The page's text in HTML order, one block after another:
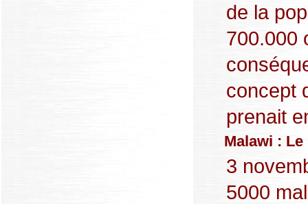
de la
700.000
concept
prenait
Malawi :
3
5000